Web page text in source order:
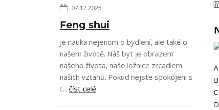
07.12.2025
Feng shui
je nauka nejenom o bydlení, ale také o
našem životě. Náš byt je obrazem
našeho života, naše ložnice zrcadlem
našich vztahů. Pokud nejste spokojeni s
t... číst celé
A
B
C
D